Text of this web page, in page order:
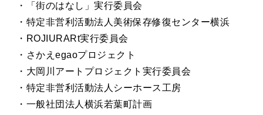
・「街のはなし」実行委員会
・特定非営利活動法人美術保存修復センター横浜
・ROJIURARt実行委員会
・さかえegaoプロジェクト
・大岡川アートプロジェクト実行委員会
・特定非営利活動法人シーホース工房
・一般社団法人横浜若葉町計画